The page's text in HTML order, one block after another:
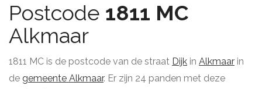
Postcode 1811 MC
Alkmaar
1811 MC is de postcode van de straat Dijk in Alkmaar in
de gemeente Alkmaar. Er zijn 24 panden met deze